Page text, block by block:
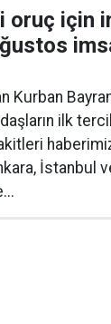
oruç için
Kurban
ilk
İstanbul